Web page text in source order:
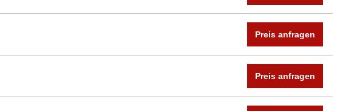
Preis anfragen
Preis anfragen